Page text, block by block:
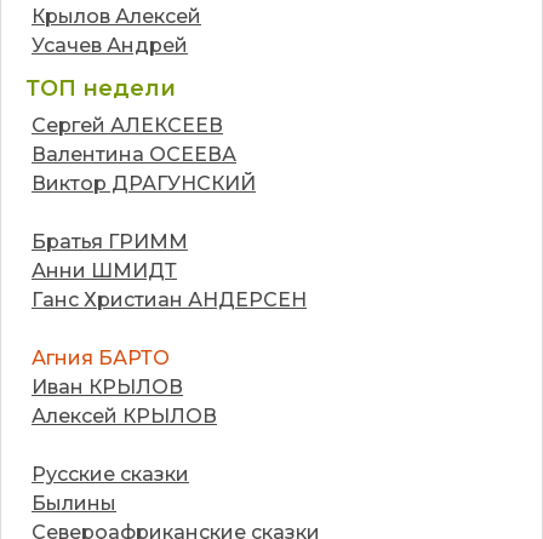
Крылов Алексей
Усачев Андрей
ТОП недели
Сергей АЛЕКСЕЕВ
Валентина ОСЕЕВА
Виктор ДРАГУНСКИЙ
Братья ГРИММ
Анни ШМИДТ
Ганс Христиан АНДЕРСЕН
Агния БАРТО
Иван КРЫЛОВ
Алексей КРЫЛОВ
Русские сказки
Былины
Североафриканские сказки